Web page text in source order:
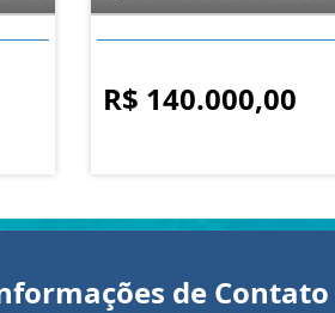
R$ 140.000,00
de Contato